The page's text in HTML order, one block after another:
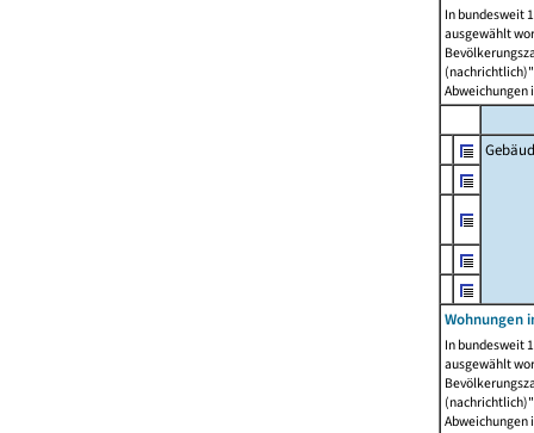
In bundesweit
ausgewählt
Abweichungen
Wohnungen
In bundesweit
ausgewählt
Abweichungen